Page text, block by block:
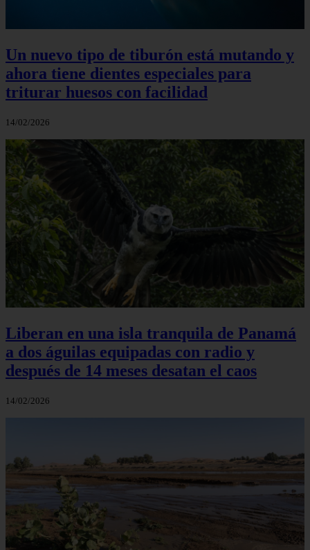
Un nuevo tipo de tiburón está mutando y
ahora tiene dientes especiales para
triturar huesos con facilidad
14/02/2026
Liberan en una isla tranquila de Panamá
a dos águilas equipadas con radio y
después de 14 meses desatan el caos
14/02/2026